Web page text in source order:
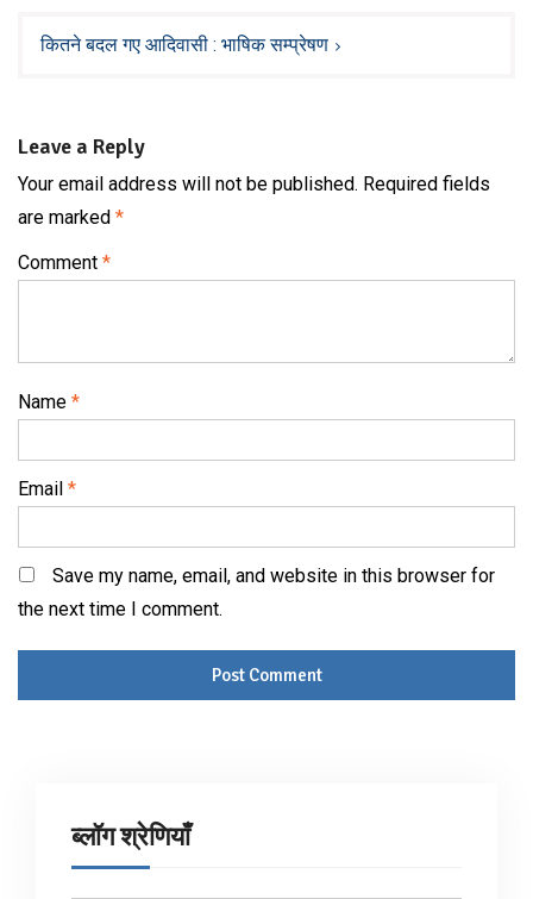
कितने बदल गए आदिवासी : भाषिक सम्प्रेषण
Leave a Reply
Your email address will not be published. Required fields
are marked *
Comment *
Name *
Email *
Save my name, email, and website in this browser for
the next time I comment.
ब्लॉग श्रेणियाँ